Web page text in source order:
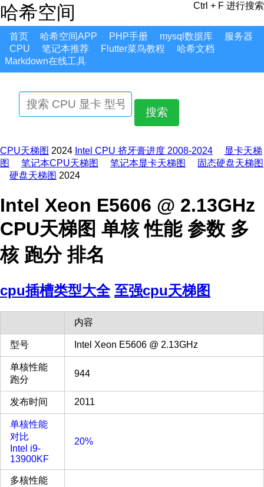
哈希空间 Ctrl + F 进行搜索
首页 哈希空间APP PHP手册 mysql数据库
服务器
CPU
笔记本推荐 Flutter菜鸟教程
哈希文档
Markdown在线工具
搜索
CPU天梯图 2024 Intel CPU 挤牙膏进度 2008-2024
显卡天梯
图
笔记本CPU天梯图 笔记本显卡天梯图
固态硬盘天梯图
硬盘天梯图 2024
Intel Xeon E5606 @ 2.13GHz
CPU天梯图 单核 性能 参数 多
核 跑分 排名
cpu插槽类型大全 至强cpu天梯图
内容
型号 Intel Xeon E5606 @ 2.13GHz
单核性能
跑分
944
发布时间 2011
单核性能
对比
Intel i9-
13900KF
20%
多核性能